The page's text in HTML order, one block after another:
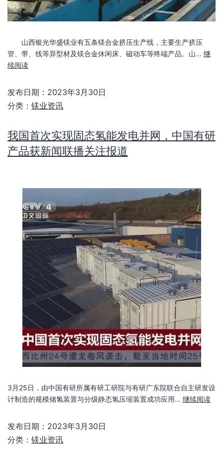
山西银光华盛镁业有五条镁合金挤压生产线，主要生产挤压
管、带、线等异型材及镁合金休闲床、磁动车等终端产品。山… 继
续阅读
发布日期： 2023年3月30日
分类： 镁业资讯
我国首次实现固态氢能发电并网，中国有研
产品获新闻联播关注报道
3月25日，由中国有研所属有研工研院与有研广东院联合自主研发设
计制造的规模储氢装置与分级静态氢压缩装置成功应用… 继续阅读
发布日期： 2023年3月30日
分类： 镁业资讯